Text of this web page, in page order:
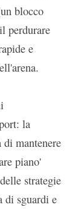
blocco
perdurare
e
la
mantenere
piano'
strategie
di sguardi e